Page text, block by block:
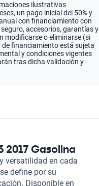
ilustrativas
un pago inicial del 50% y
con financiamiento con
accesorios, garantías y
modificarse o eliminarse (si
financiamiento está sujeta
y condiciones vigentes
tras dicha validación y
2017 Gasolina
versatilidad en cada
define por su
Disponible en